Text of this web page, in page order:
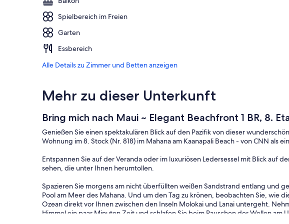
Spielbereich im Freien
Garten
Essbereich
Alle Details zu Zimmer und Betten anzeigen
Mehr zu dieser Unterkunft
Bring mich nach Maui ~ Elegant Beachfront 1 BR, 8.
Genießen Sie einen spektakulären Blick auf den Pazifik von dieser
Wohnung im 8. Stock (Nr. 818) im Mahana am Kaanapali Beach - von CNN als
Entspannen Sie auf der Veranda oder im luxuriösen Ledersessel mit Blick auf
sehen, die unter Ihnen herumtollen.
Spazieren Sie morgens am nicht überfüllten weißen Sandstrand entlang und
Pool am Meer des Mahana. Und um den Tag zu krönen, beobachten Sie, wie
Ozean direkt vor Ihnen zwischen den Inseln Molokai und Lanai untergeht.
Himmel ein paar Minuten Zeit und schlafen Sie beim Rauschen der Wellen am